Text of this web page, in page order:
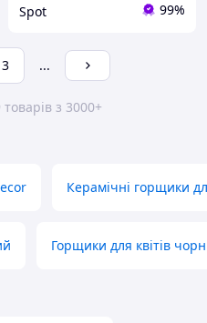
Spot 99%
3 ...
з 3000+
Керамічні горщики
Горщики для квітів